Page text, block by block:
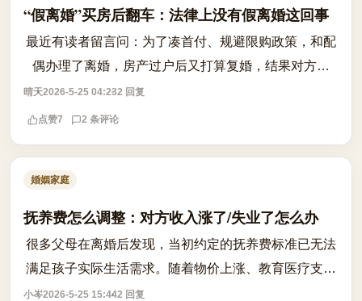
“假离婚”买房后翻车：法律上没有假离婚这回事
最近有读者留言问：为了凑首付、规避限购政策，和配
偶办理了离婚，房产过户后又打算复婚，结果对方反
悔，不复婚了，还说财产归自己。这种‘假离婚’真的能
操作吗？ 答案是：法律上没有‘假离婚...
晴天2026-5-25 04:232 回复
点赞7 2 条评论
婚姻家庭
抚养费怎么调整：对方收入涨了/失业了怎么办
很多父母在离婚后发现，当初约定的抚养费标准已无法
满足孩子实际生活需求。随着物价上涨、教育医疗支出
增加，原本每月1000元的抚养费可能连学费都覆盖不
小岑2026-5-25 15:442 回复